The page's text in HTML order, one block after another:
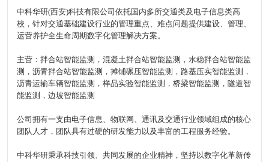
中科华研(西安)科技有限公司依托国内多所交通类及电子信息类高
校，针对交通基础建设行业的管理重点、难点问题提供建设、管理、
运营养护全生命周期数字化管理解决方案。
主营：拌合站智能监测，混凝土拌合站智能监测，水稳拌合站智能监
测，沥青拌合站智能监测，摊铺碾压智能监测，路基压实智能监测，
沥青运输车辆智能监测，样品实验智能监测，桥梁智能监测，隧道智
能监测，边坡智能监测
公司拥有一支由电子信息、物联网、通讯及交通行业领域组成的核心
团队人才，团队具有过硬的研发能力以及丰富的工程服务经验。
中科华研秉承科技引领、共同发展的企业精神，坚持以数字化革新传